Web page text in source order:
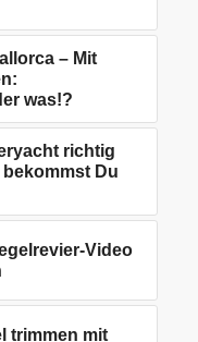
– Mit
was!?
richtig
Du
Video
trimmen mit